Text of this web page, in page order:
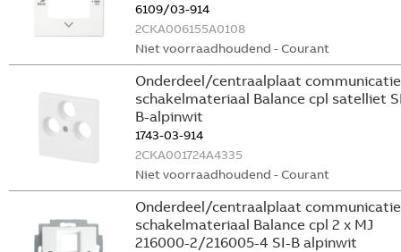
6109/03-914
2CKA006155A0108
Niet voorraadhoudend - Courant
Onderdeel/centraalplaat
schakelmateriaal Balance cpl satelliet
B-alpinwit
1743-03-914
2CKA001724A4335
Niet voorraadhoudend - Courant
Onderdeel/centraalplaat
schakelmateriaal Balance cpl 2 x MJ
216000-2/216005-4 SI-B alpinwit